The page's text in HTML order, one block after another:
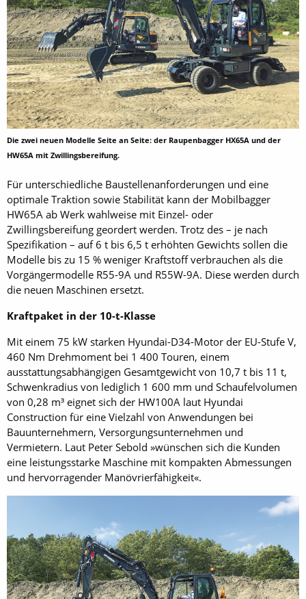
Die zwei neuen Modelle Seite an Seite: der Raupenbagger HX65A und der
HW65A mit Zwillingsbereifung.
Für unterschiedliche Baustellenanforderungen und eine
optimale Traktion sowie Stabilität kann der Mobilbagger
HW65A ab Werk wahlweise mit Einzel- oder
Zwillingsbereifung geordert werden. Trotz des – je nach
Spezifikation – auf 6 t bis 6,5 t erhöhten Gewichts sollen die
Modelle bis zu 15 % weniger Kraftstoff verbrauchen als die
Vorgängermodelle R55-9A und R55W-9A. Diese werden durch
die neuen Maschinen ersetzt.
Kraftpaket in der 10-t-Klasse
Mit einem 75 kW starken Hyundai-D34-Motor der EU-Stufe V,
460 Nm Drehmoment bei 1 400 Touren, einem
ausstattungsabhängigen Gesamtgewicht von 10,7 t bis 11 t,
Schwenkradius von lediglich 1 600 mm und Schaufelvolumen
von 0,28 m³ eignet sich der HW100A laut Hyundai
Construction für eine Vielzahl von Anwendungen bei
Bauunternehmern, Versorgungsunternehmen und
Vermietern. Laut Peter Sebold »wünschen sich die Kunden
eine leistungsstarke Maschine mit kompakten Abmessungen
und hervorragender Manövrierfähigkeit«.